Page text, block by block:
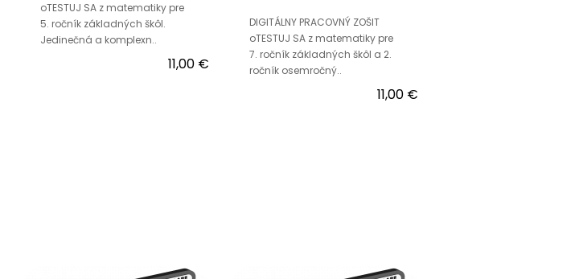
oTESTUJ SA z matematiky pre
5. ročník základných škôl.
Jedinečná a komplexn..
11,00 €
DIGITÁLNY PRACOVNÝ ZOŠIT
oTESTUJ SA z matematiky pre
7. ročník základných škôl a 2.
ročník osemročný..
11,00 €